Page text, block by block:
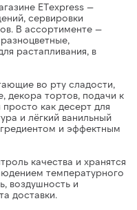
ETexpress —
сервировки
В ассортименте —
растапливания, в
во рту сладости,
декора тортов, подачи к
как десерт для
и лёгкий ванильный
и эффектным
качества и хранятся
температурного
воздушность и
доставки.